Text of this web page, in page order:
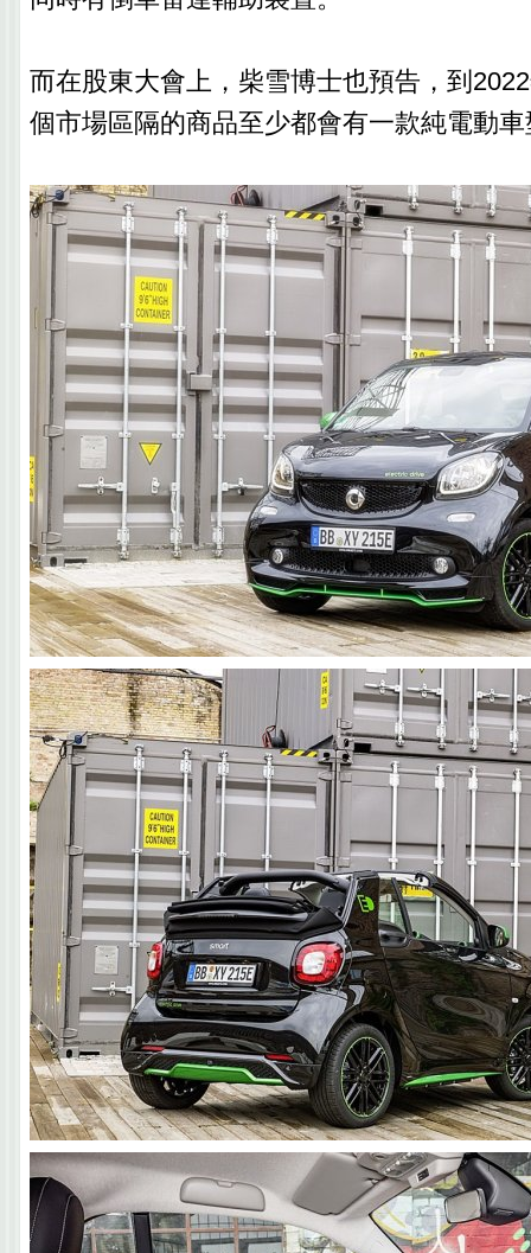
而在股東大會上，柴雪博士也預告，到
個市場區隔的商品至少都會有一款純電動